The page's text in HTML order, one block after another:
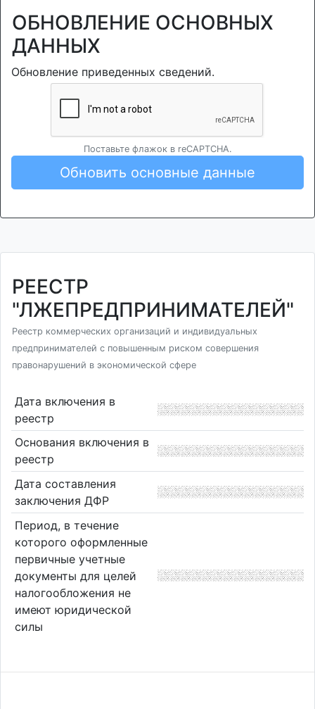
ОБНОВЛЕНИЕ ОСНОВНЫХ
ДАННЫХ
Обновление приведенных сведений.
Поставьте флажок в reCAPTCHA.
Обновить основные данные
РЕЕСТР
"ЛЖЕПРЕДПРИНИМАТЕЛЕЙ"
Реестр коммерческих организаций и индивидуальных
предпринимателей с повышенным риском совершения
правонарушений в экономической сфере
Дата включения в
реестр
Основания включения в
реестр
Дата составления
заключения ДФР
Период, в течение
которого оформленные
первичные учетные
документы для целей
налогообложения не
имеют юридической
силы